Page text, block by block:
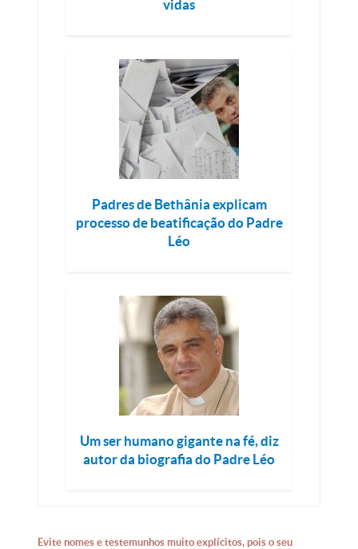
vidas
Padres de Bethânia explicam
processo de beatificação do Padre
Léo
Um ser humano gigante na fé, diz
autor da biografia do Padre Léo
Evite nomes e testemunhos muito explícitos, pois o seu